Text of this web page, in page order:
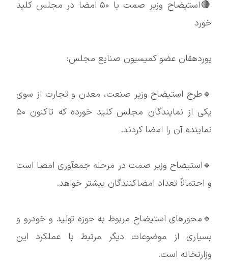
🔴استیضاح وزیر صمت با ۵۰ امضا در مجلس کلید
خورد
پوردهقان عضو کمیسیون صنایع مجلس:
🔹طرح استیضاح وزیر صنعت، معدن و تجارت از سوی
یکی از نمایندگان مجلس کلید خورده که تاکنون ۵۰
نماینده آن را امضا کردند.
🔹استیضاح وزیر صمت در مرحله جمعآوری امضا است
و احتمالاً تعداد امضاکنندگان بیشتر خواهد.
🔹محورهای استیضاح مربوط به حوزه تولید و خودرو و
بسیاری از موضوعات دیگر مرتبط با عملکرد این
وزارتخانه است.